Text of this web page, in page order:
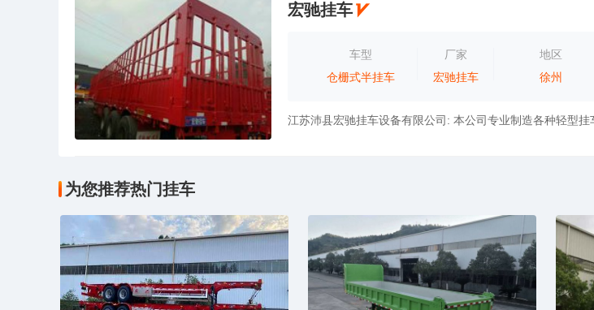
宏驰挂车
车型
仓栅式半挂车
厂家
宏驰挂车
地区
徐州
为您推荐热门挂车